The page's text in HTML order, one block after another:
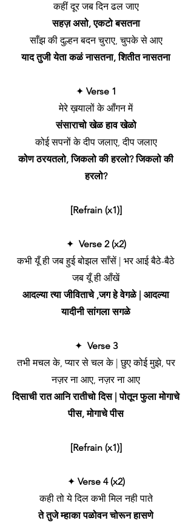
कहीं दूर जब दिन ढल जाए
सहज़ असो, एकटो बसतना
साँझ की दुल्हन बदन चुराए, चुपके से आए
याद तुजी येता कळं नासतना, शितीत नासतना
✦ Verse 1
मेरे ख़यालों के आँगन में
संसाराचो खेळ हाव खेळो
कोई सपनों के दीप जलाए, दीप जलाए
कोण ठरयतलो, जिकलो की हरलो? जिकलो की
हरलो?
[Refrain (x1)]
✦ Verse 2 (x2)
कभी यूँ ही जब हुई बोझल साँसें | भर आई बैठे-बैठे
जब यूँ ही आँखें
आदल्या त्या जीविताचे ,जग हे वेगळे | आदल्या
यादीनी सांगला सगळे
✦ Verse 3
तभी मचल के, प्यार से चल के | छुए कोई मुझे, पर
नज़र ना आए, नज़र ना आए
दिसाची रात आनि रातीचो दिस | पोतून फुला मोगाचे
पीस, मोगाचे पीस
[Refrain (x1)]
✦ Verse 4 (x2)
कही तो ये दिल कभी मिल नही पाते
ते तुजे म्हाका पळोवन चोरून हासणे